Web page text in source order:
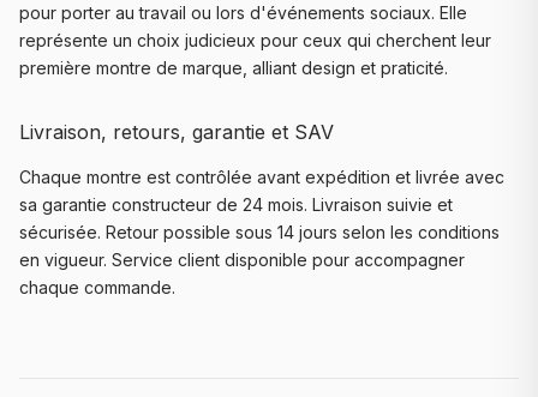
pour porter au travail ou lors d'événements sociaux. Elle
représente un choix judicieux pour ceux qui cherchent leur
première montre de marque, alliant design et praticité.
Livraison, retours, garantie et SAV
Chaque montre est contrôlée avant expédition et livrée avec
sa garantie constructeur de 24 mois. Livraison suivie et
sécurisée. Retour possible sous 14 jours selon les conditions
en vigueur. Service client disponible pour accompagner
chaque commande.